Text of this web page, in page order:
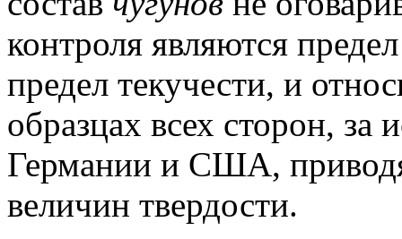
контроля являются
предел текучести, и
образцах всех сторон, за
Германии и США,
величин твердости.